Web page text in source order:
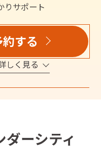
りサポート
する
しく見る
ーシティ